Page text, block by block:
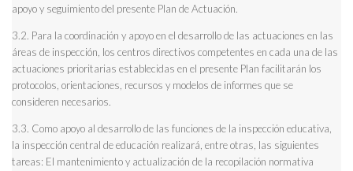
apoyo y seguimiento del presente Plan de Actuación.
3.2. Para la coordinación y apoyo en el desarrollo de las actuaciones en las
áreas de inspección, los centros directivos competentes en cada una de las
actuaciones prioritarias establecidas en el presente Plan facilitarán los
protocolos, orientaciones, recursos y modelos de informes que se
consideren necesarios.
3.3. Como apoyo al desarrollo de las funciones de la inspección educativa,
la inspección central de educación realizará, entre otras, las siguientes
tareas: El mantenimiento y actualización de la recopilación normativa